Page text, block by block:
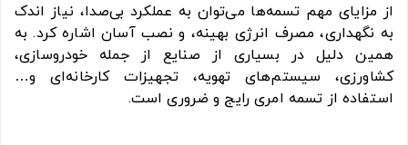
از مزایای مهم تسمه‌ها می‌توان به عملکرد بی‌صدا، نیاز اندک
به نگهداری، مصرف انرژی بهینه، و نصب آسان اشاره کرد. به
همین دلیل در بسیاری از صنایع از جمله خودروسازی،
کشاورزی، سیستم‌های تهویه، تجهیزات کارخانه‌ای و…
استفاده از تسمه امری رایج و ضروری است.